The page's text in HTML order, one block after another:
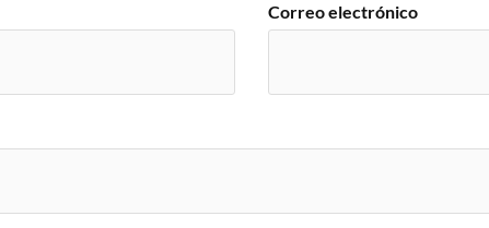
Correo electrónico